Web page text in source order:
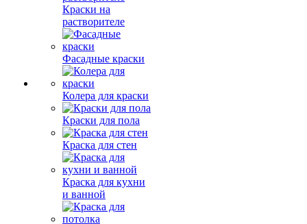
Краски на
растворителе
Фасадные краски
Колера для краски
Краски для пола
Краска для стен
Краска для кухни
и ванной